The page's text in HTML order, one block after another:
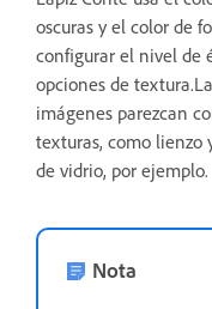
oscuras y el color de
configurar el nivel de
opciones de
imágenes parezcan
texturas, como lienzo
de vidrio, por ejemplo.
Nota